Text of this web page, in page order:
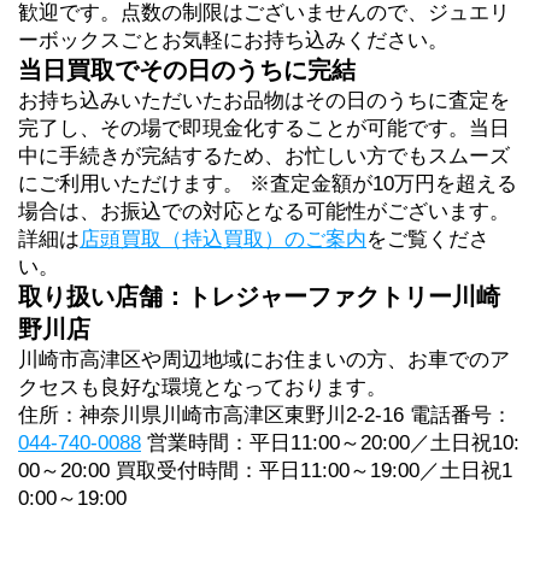
歓迎です。点数の制限はございませんので、ジュエリ
ーボックスごとお気軽にお持ち込みください。
当日買取でその日のうちに完結
お持ち込みいただいたお品物はその日のうちに査定を
完了し、その場で即現金化することが可能です。当日
中に手続きが完結するため、お忙しい方でもスムーズ
にご利用いただけます。 ※査定金額が10万円を超える
場合は、お振込での対応となる可能性がございます。
詳細は店頭買取（持込買取）のご案内をご覧くださ
い。
取り扱い店舗：トレジャーファクトリー川崎
野川店
川崎市高津区や周辺地域にお住まいの方、お車でのア
クセスも良好な環境となっております。
住所：神奈川県川崎市高津区東野川2-2-16 電話番号：
044-740-0088 営業時間：平日11:00～20:00／土日祝10:
00～20:00 買取受付時間：平日11:00～19:00／土日祝1
0:00～19:00